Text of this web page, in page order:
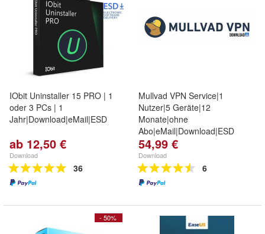
IObit Uninstaller 15 PRO | 1
oder 3 PCs | 1
Jahr|Download|eMail|ESD
ab 12,50 €
Download
36
Mullvad VPN Service|1
Nutzer|5 Geräte|12
Monate|ohne
Abo|eMail|Download|ESD
54,99 €
Download
6
- 50%